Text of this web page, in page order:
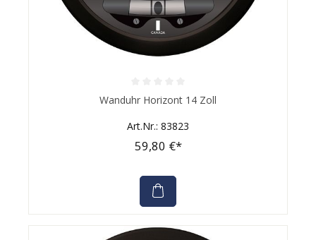
Durchschnittliche Bewertung von 0 von 5 Sternen
Wanduhr Horizont 14 Zoll
Art.Nr.: 83823
59,80 €*